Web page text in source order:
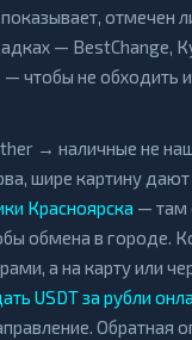
отмечен
— BestChange,
— чтобы не обходить
→ наличные не
шире картину дают
Красноярска — там
обмена в городе.
а на карту или
USDT за рубли
Обратная